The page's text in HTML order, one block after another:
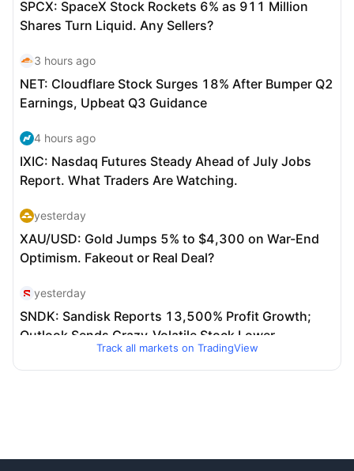
Track all markets on TradingView